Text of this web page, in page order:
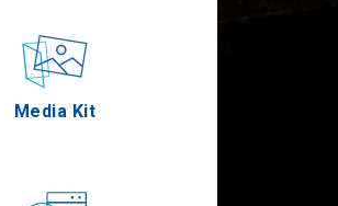
Ereignisse
Media Kit